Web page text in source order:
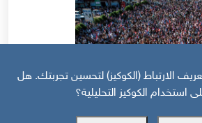
الارتباط (الكوكيز) لتحسين تجربتك. هل
استخدام الكوكيز التحليلية؟